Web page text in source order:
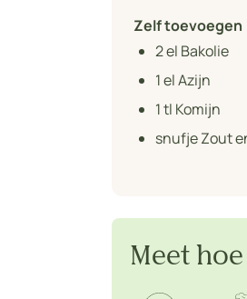
Zelf toevoegen
2el Bakolie
1el Azijn
1tl Komijn
snufje Zout
Meet